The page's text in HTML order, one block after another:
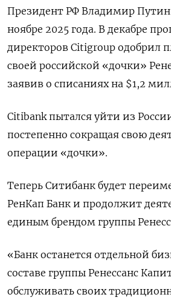
Президент РФ Владимир Путин
ноябре 2025 года. В декабре
директоров Citigroup одобрил
своей российской «дочки»
заявив о списаниях на $1,2
Citibank пытался ​уйти из
постепенно сокращая свою
операции «дочки».
Теперь Ситибанк будет
РенКап Банк и продолжит
единым ​брендом группы
«Банк ‌останется отдельной
составе группы Ренессанс
обслуживать своих